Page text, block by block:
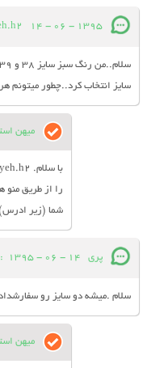
14 - 06 - 1395
سایز انتخاب کرد..چطور میتونم
میهن
را از طریق منو
شما (زیر ادرس)
پری 14 - 06 - 1395
:
سلام .میشه دو سایز رو
میهن